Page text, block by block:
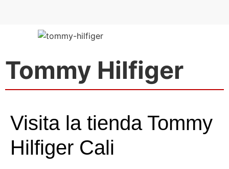
Tommy Hilfiger
Visita la tienda Tommy
Hilfiger Cali